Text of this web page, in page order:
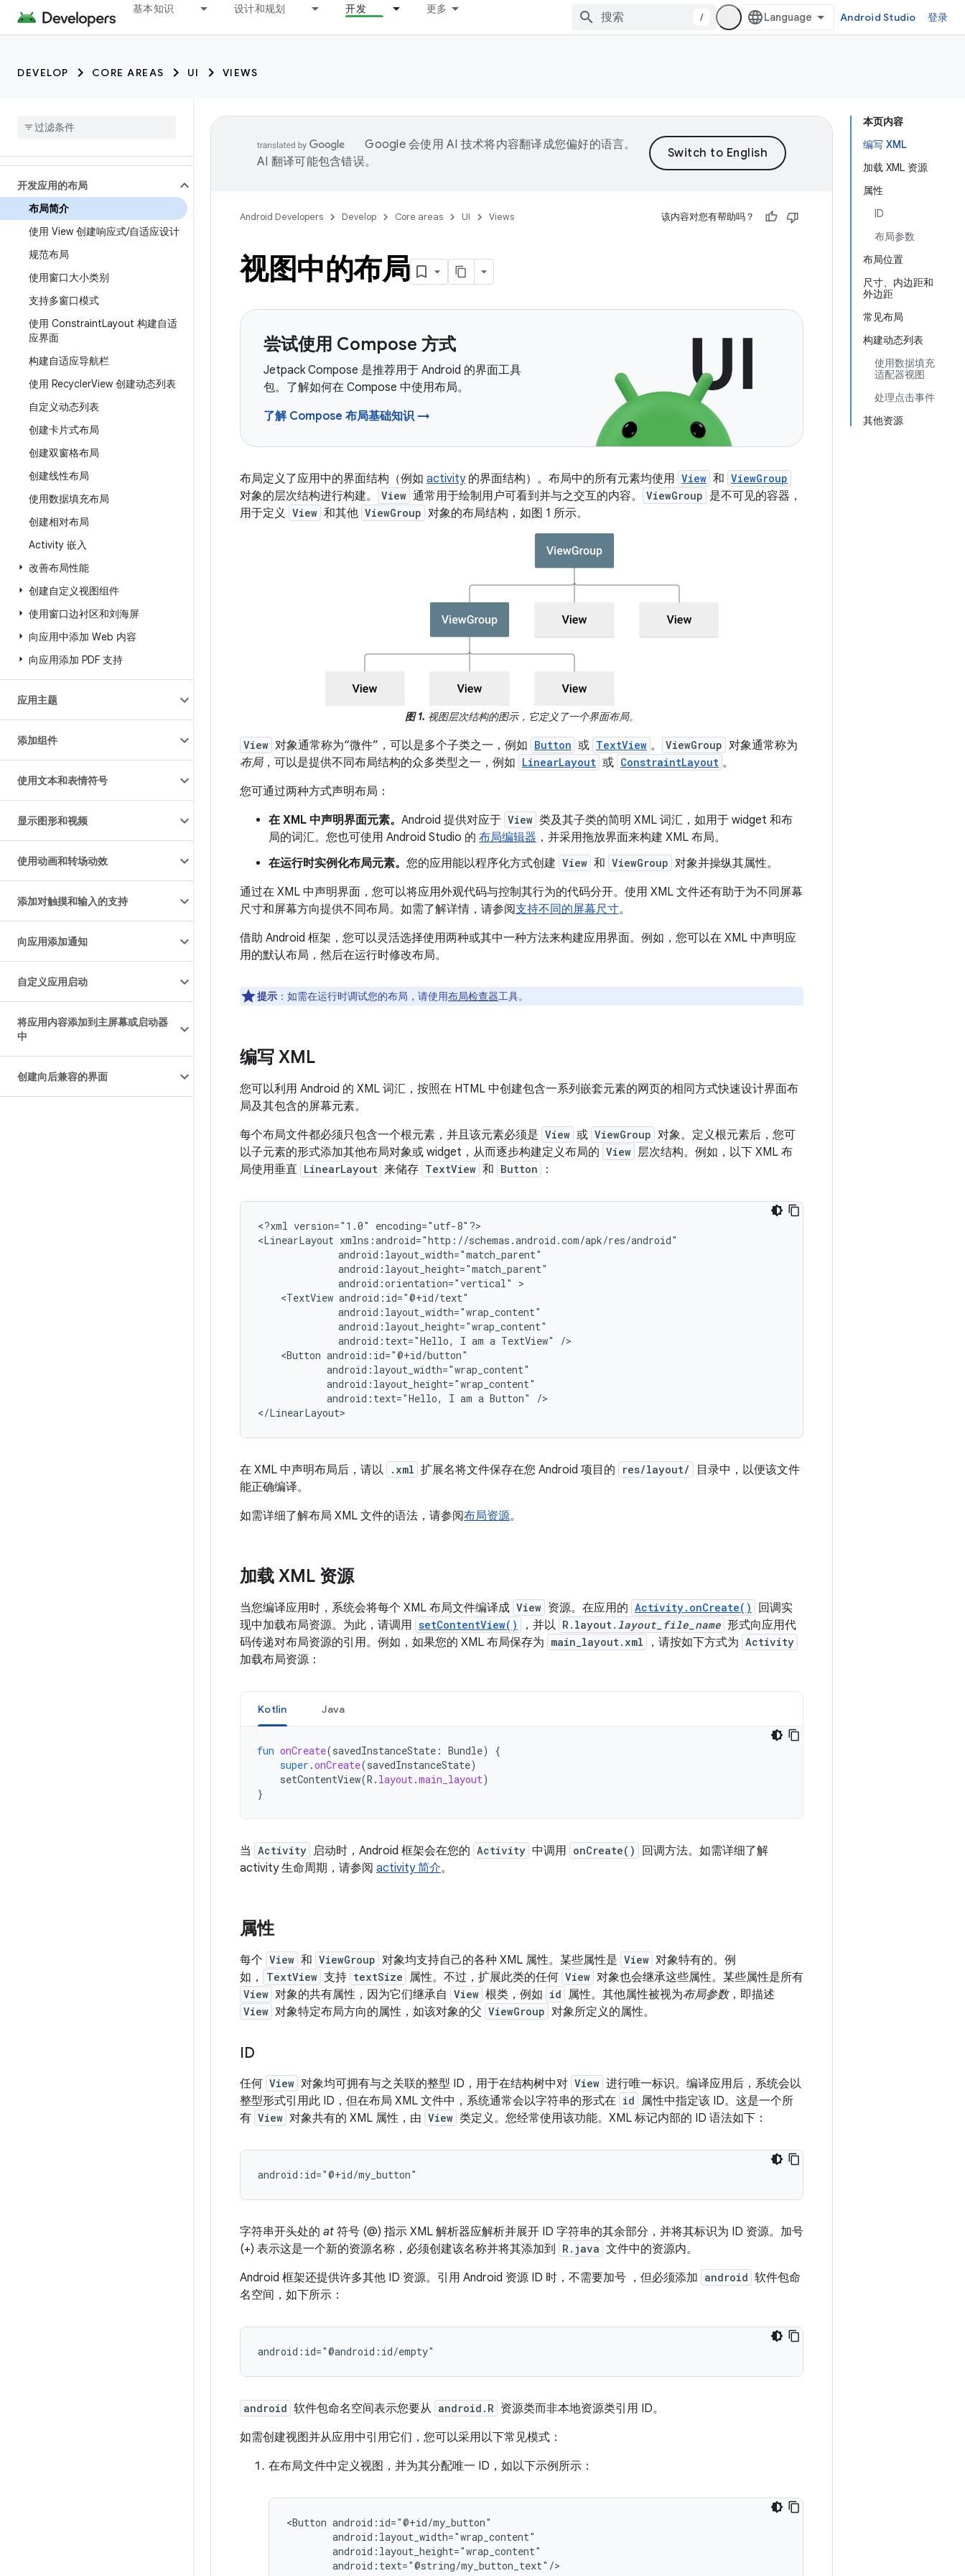
基本知识 设计和规划 开发 更多
/ Android Studio 登录
DEVELOP CORE AREAS UI VIEWS
开发应用的布局
布局简介
使用 View 创建响应式/自适应设计
规范布局
使用窗口大小类别
支持多窗口模式
使用 ConstraintLayout 构建自适
应界面
构建自适应导航栏
使用 RecyclerView 创建动态列表
自定义动态列表
创建卡片式布局
创建双窗格布局
创建线性布局
使用数据填充布局
创建相对布局
Activity 嵌入
改善布局性能
创建自定义视图组件
使用窗口边衬区和刘海屏
向应用中添加 Web 内容
向应用添加 PDF 支持
应用主题
添加组件
使用文本和表情符号
显示图形和视频
使用动画和转场动效
添加对触摸和输入的支持
向应用添加通知
自定义应用启动
将应用内容添加到主屏幕或启动器
中
创建向后兼容的界面
本页内容
编写 XML
加载 XML 资源
属性
ID
布局参数
布局位置
尺寸、内边距和
外边距
常见布局
构建动态列表
使用数据填充
适配器视图
处理点击事件
其他资源
Google 会使用 AI 技术将内容翻译成您偏好的语言。
AI 翻译可能包含错误。
Android Developers Develop Core areas UI Views 该内容对您有帮助吗？
视图中的布局
尝试使用 Compose 方式
Jetpack Compose 是推荐用于 Android 的界面工具
包。了解如何在 Compose 中使用布局。
了解 Compose 布局基础知识 →
布局定义了应用中的界面结构（例如 activity的界面结构）。布局中的所有元素均使用 View 和 ViewGroup
对象的层次结构进行构建。 View 通常用于绘制用户可看到并与之交互的内容。 ViewGroup 是不可见的容器，
用于定义 View 和其他 ViewGroup 对象的布局结构，如图 1 所示。
图 1. 视图层次结构的图示，它定义了一个界面布局。
View 对象通常称为“微件”，可以是多个子类之一，例如 Button 或 TextView 。 ViewGroup 对象通常称为
布局，可以是提供不同布局结构的众多类型之一，例如 LinearLayout 或 ConstraintLayout 。
您可通过两种方式声明布局：
在 XML 中声明界面元素。 Android 提供对应于 View 类及其子类的简明 XML 词汇，如用于 widget 和布
局的词汇。您也可使用 Android Studio 的 布局编辑器 ，并采用拖放界面来构建 XML 布局。
在运行时实例化布局元素。 您的应用能以程序化方式创建 View 和 ViewGroup 对象并操纵其属性。
通过在 XML 中声明界面，您可以将应用外观代码与控制其行为的代码分开。使用 XML 文件还有助于为不同屏幕
尺寸和屏幕方向提供不同布局。如需了解详情，请参阅支持不同的屏幕尺寸。
借助 Android 框架，您可以灵活选择使用两种或其中一种方法来构建应用界面。例如，您可以在 XML 中声明应
用的默认布局，然后在运行时修改布局。
提示 ：如需在运行时调试您的布局，请使用布局检查器工具。
编写 XML
您可以利用 Android 的 XML 词汇，按照在 HTML 中创建包含一系列嵌套元素的网页的相同方式快速设计界面布
局及其包含的屏幕元素。
每个布局文件都必须只包含一个根元素，并且该元素必须是 View 或 ViewGroup 对象。定义根元素后，您可
以子元素的形式添加其他布局对象或 widget，从而逐步构建定义布局的 View 层次结构。例如，以下 XML 布
局使用垂直 LinearLayout 来储存 TextView 和 Button ：
<?xml version="1.0"
encoding="utf-8"?>
<LinearLayout
android:orientation="vertical"
<TextView
android:text="Hello,
I am a TextView"
<Button
android:text="Hello,
I am a Button"
/>
</LinearLayout>
在 XML 中声明布局后，请以 .xml 扩展名将文件保存在您 Android 项目的 res/layout/
目录中，以便该文件
能正确编译。
如需详细了解布局 XML 文件的语法，请参阅布局资源。
加载 XML 资源
当您编译应用时，系统会将每个 XML 布局文件编译成 View 资源。在应用的 Activity.onCreate()
回调实
现中加载布局资源。为此，请调用 setContentView() ，并以 R.layout. layout_file_name 形式向应用代
码传递对布局资源的引用。例如，如果您的 XML 布局保存为 main_layout.xml ，请按如下方式为 Activity
加载布局资源：
Kotlin Java
fun onCreate(savedInstanceState : Bundle)
{
super .onCreate(savedInstanceState)
setContentView(R . layout.main_layout)
}
当 Activity 启动时，Android 框架会在您的 Activity 中调用 onCreate()
回调方法。如需详细了解
activity 生命周期，请参阅 activity 简介。
属性
每个 View 和 ViewGroup 对象均支持自己的各种 XML 属性。某些属性是 View 对象特有的。例
如，
TextView 支持 textSize 属性。不过，扩展此类的任何 View 对象也会继承这些属性。某些属性是所有
View 对象的共有属性，因为它们继承自 View 根类，例如 id 属性。其他属性被视为布局参数，即描述
View 对象特定布局方向的属性，如该对象的父 ViewGroup 对象所定义的属性。
ID
任何 View 对象均可拥有与之关联的整型 ID，用于在结构树中对 View 进行唯一标识。编译应用后，系统会以
整型形式引用此 ID，但在布局 XML 文件中，系统通常会以字符串的形式在 id 属性中指定该 ID。这是一个所
有 View 对象共有的 XML 属性，由 View 类定义。您经常使用该功能。XML 标记内部的 ID 语法如下：
android:id="@+id/my_button"
字符串开头处的 at 符号 (@) 指示 XML 解析器应解析并展开 ID 字符串的其余部分，并将其标识为 ID 资源。加号
(+) 表示这是一个新的资源名称，必须创建该名称并将其添加到
R.java 文件中的资源内。
Android 框架还提供许多其他 ID 资源。引用 Android 资源 ID 时，不需要加号 ，但必须添加 android 软件包命
名空间，如下所示：
android:id="@android:id/empty"
android 软件包命名空间表示您要从 android.R 资源类而非本地资源类引用 ID。
如需创建视图并从应用中引用它们，您可以采用以下常见模式：
在布局文件中定义视图，并为其分配唯一 ID，如以下示例所示：
<Button
android:text="@string/my_button_text"/>